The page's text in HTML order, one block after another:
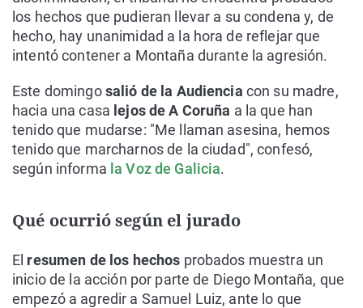
los hechos que pudieran llevar a su condena y, de
hecho, hay unanimidad a la hora de reflejar que
intentó contener a Montaña durante la agresión.
Este domingosalió de la Audiencia con su madre,
hacia una casa lejos de A Coruña a la que han
tenido que mudarse: "Me llaman asesina, hemos
tenido que marcharnos de la ciudad", confesó,
según informa la Voz de Galicia.
Qué ocurrió según el jurado
El resumen de los hechos probados muestra un
inicio de la acción por parte de Diego Montaña, que
empezó a agredir a Samuel Luiz, ante lo que